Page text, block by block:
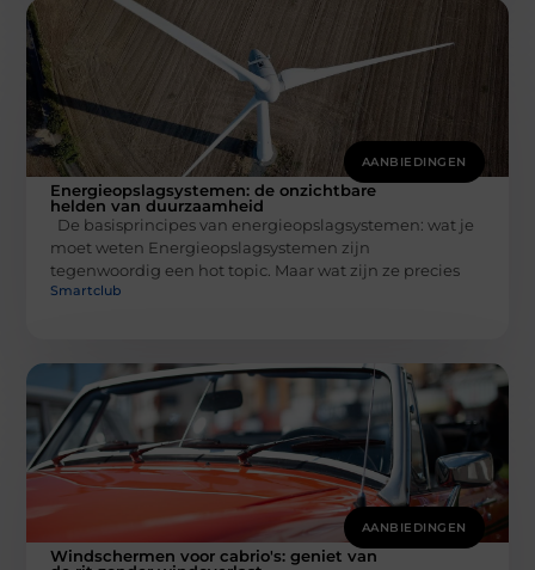
AANBIEDINGEN
Energieopslagsystemen: de onzichtbare
helden van duurzaamheid
De basisprincipes van energieopslagsystemen: wat je
moet weten Energieopslagsystemen zijn
tegenwoordig een hot topic. Maar wat zijn ze precies
Smartclub
AANBIEDINGEN
Windschermen voor cabrio's: geniet van